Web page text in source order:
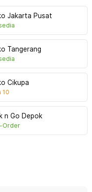
Jakarta Pusat
Tangerang
Cikupa
10
n Go Depok
Order